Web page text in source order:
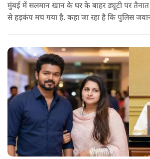
मुंबई में सलमान खान के घर के बाहर ड्यूटी पर तैनात
से हड़कंप मच गया है. कहा जा रहा है कि पुलिस
चल सकेगा.